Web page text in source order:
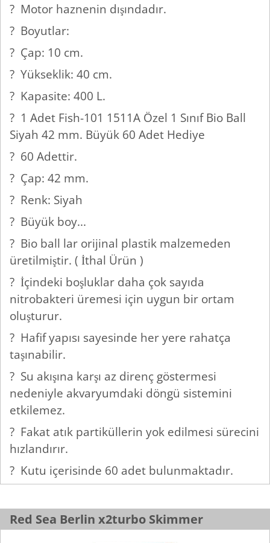
? Motor haznenin dışındadır.
? Boyutlar:
? Çap: 10 cm.
? Yükseklik: 40 cm.
? Kapasite: 400 L.
? 1 Adet Fish-101 1511A Özel 1 Sınıf Bio Ball
Siyah 42 mm. Büyük 60 Adet Hediye
? 60 Adettir.
? Çap: 42 mm.
? Renk: Siyah
? Büyük boy...
? Bio ball lar orijinal plastik malzemeden
üretilmiştir. ( İthal Ürün )
? İçindeki boşluklar daha çok sayıda
nitrobakteri üremesi için uygun bir ortam
oluşturur.
? Hafif yapısı sayesinde her yere rahatça
taşınabilir.
? Su akışına karşı az direnç göstermesi
nedeniyle akvaryumdaki döngü sistemini
etkilemez.
? Fakat atık partiküllerin yok edilmesi sürecini
hızlandırır.
? Kutu içerisinde 60 adet bulunmaktadır.
Red Sea Berlin x2turbo Skimmer